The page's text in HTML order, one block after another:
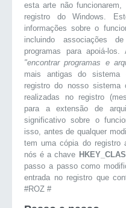
esta arte não
registro do Windows.
informações sobre o
incluindo associações
programas para apoiá-los.
"encontrar programas e
mais antigas do sistema
registro do nosso sistema
realizadas no registro
para a extensão de
significativo sobre o
isso, antes de qualquer
tem uma cópia do registro
nós é a chave
passo a passo como
entrada no registro que
#ROZ #